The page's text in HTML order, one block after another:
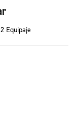
2 Equipaje